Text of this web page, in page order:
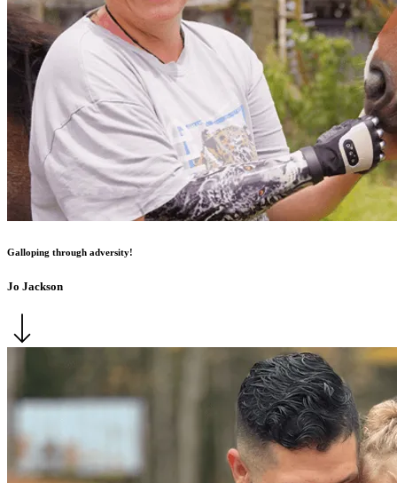
Galloping through adversity!
Jo Jackson